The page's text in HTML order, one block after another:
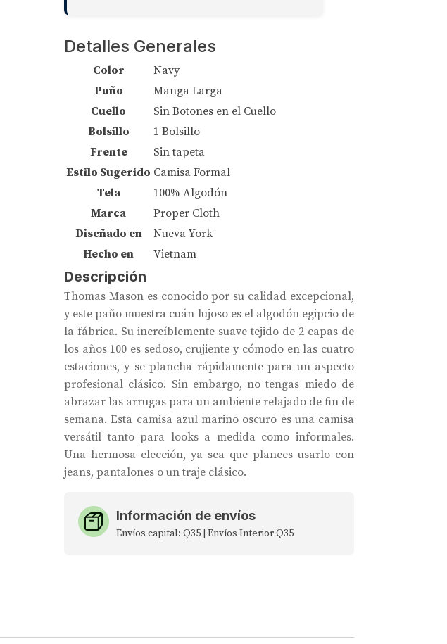
Detalles Generales
Color
Navy
Puño
Manga Larga
Cuello
Sin Botones en el Cuello
Bolsillo
1 Bolsillo
Frente
Sin tapeta
Estilo Sugerido Camisa Formal
Tela
100% Algodón
Marca
Proper Cloth
Diseñado en
Nueva York
Hecho en
Vietnam
Descripción
Thomas Mason es conocido por su calidad excepcional,
y este paño muestra cuán lujoso es el algodón egipcio de
la fábrica. Su increíblemente suave tejido de 2 capas de
los años 100 es sedoso, crujiente y cómodo en las cuatro
estaciones, y se plancha rápidamente para un aspecto
profesional clásico. Sin embargo, no tengas miedo de
abrazar las arrugas para un ambiente relajado de fin de
semana. Esta camisa azul marino oscuro es una camisa
versátil tanto para looks a medida como informales.
Una hermosa elección, ya sea que planees usarlo con
jeans, pantalones o un traje clásico.
Información de envíos
Envíos capital: Q35 | Envíos Interior Q35